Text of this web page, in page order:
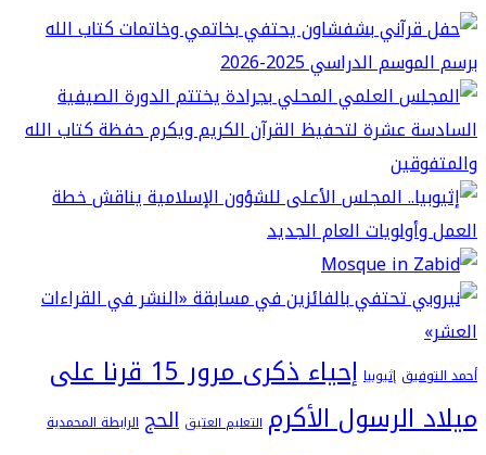
إثيوبيا
إحياء ذكرى مرور 15 قرنا على
الرسول الأكرم التعليم العتيق الحج الرابطة المحمدية